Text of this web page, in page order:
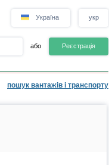
Україна укр
або Реєстрація
пошук вантажів і транспорту